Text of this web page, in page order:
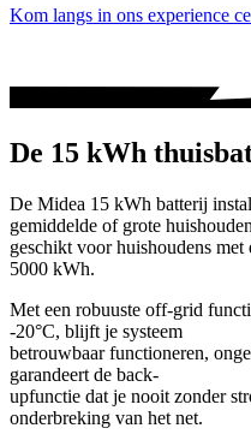
Kom langs in ons experience
De 15 kWh
De Midea 15 kWh batterij
gemiddelde of grote
geschikt voor huishoudens
5000 kWh.
Met een robuuste off-grid
-20°C, blijft je systeem
betrouwbaar functioneren,
garandeert de back-
upfunctie dat je nooit zonder
onderbreking van het net.